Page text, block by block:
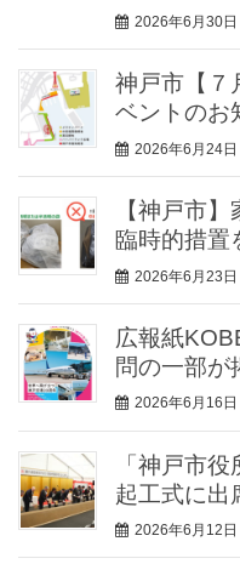
2026年6月30日
神戸市【７
ベントのお
2026年6月24日
【神戸市
臨時的措置
2026年6月23日
広報紙
問の一部が
2026年6月16日
「神戸市
起工式に出
2026年6月12日